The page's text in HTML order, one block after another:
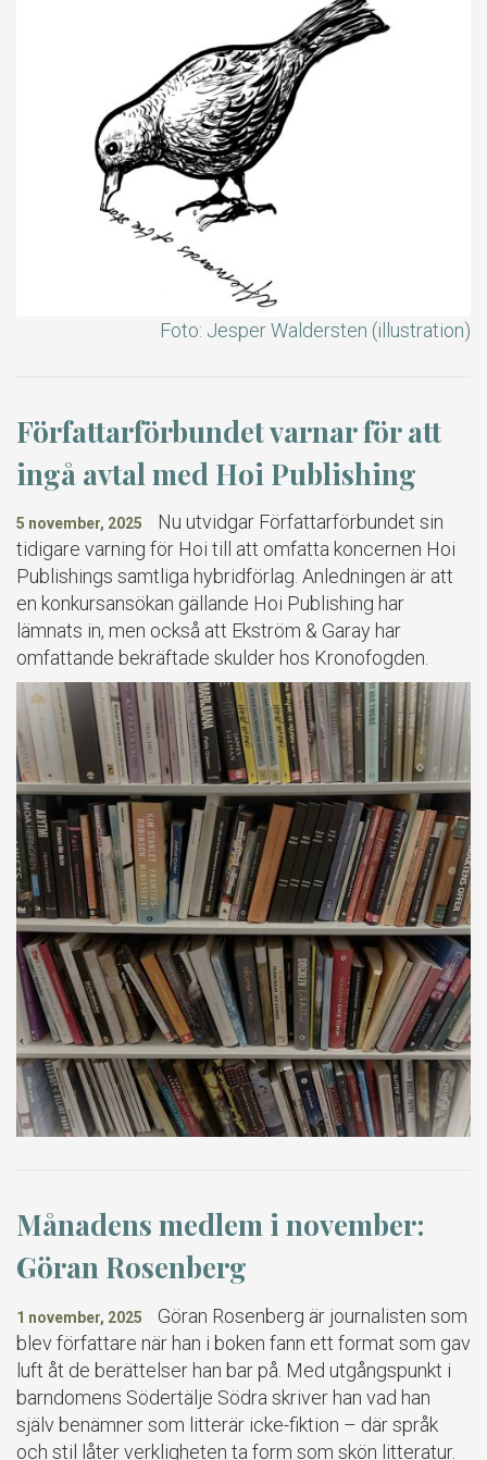
Foto: Jesper Waldersten (illustration)
Författarförbundet varnar för att
ingå avtal med Hoi Publishing
5 november, 2025
Nu utvidgar Författarförbundet sin
tidigare varning för Hoi till att omfatta koncernen Hoi
Publishings samtliga hybridförlag. Anledningen är att
en konkursansökan gällande Hoi Publishing har
lämnats in, men också att Ekström & Garay har
omfattande bekräftade skulder hos Kronofogden.
Månadens medlem i november:
Göran Rosenberg
1 november, 2025
Göran Rosenberg är journalisten som
blev författare när han i boken fann ett format som gav
luft åt de berättelser han bar på. Med utgångspunkt i
barndomens Södertälje Södra skriver han vad han
själv benämner som litterär icke-fiktion – där språk
och stil låter verkligheten ta form som skön litteratur.